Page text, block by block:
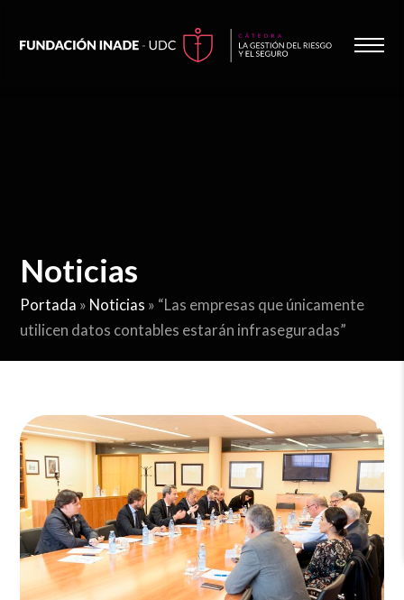
Noticias
Portada » Noticias » “Las empresas que únicamente
utilicen datos contables estarán infraseguradas”